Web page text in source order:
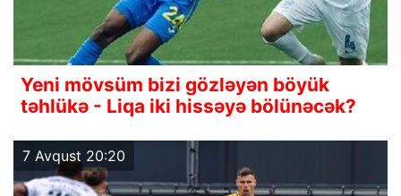
Yeni mövsüm bizi gözləyən böyük
təhlükə - Liqa iki hissəyə bölünəcək?
7 Avqust 20:20